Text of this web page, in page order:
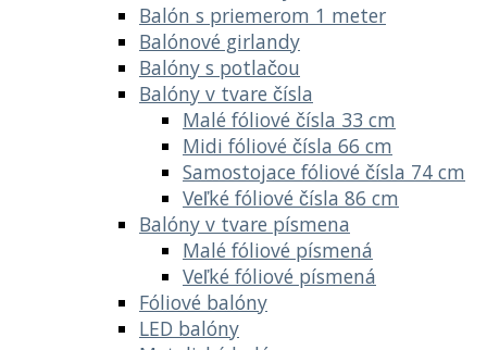
Balón s priemerom 1 meter
Balónové girlandy
Balóny s potlačou
Balóny v tvare čísla
Malé fóliové čísla 33 cm
Midi fóliové čísla 66 cm
Samostojace fóliové čísla 74 cm
Veľké fóliové čísla 86 cm
Balóny v tvare písmena
Malé fóliové písmená
Veľké fóliové písmená
Fóliové balóny
LED balóny